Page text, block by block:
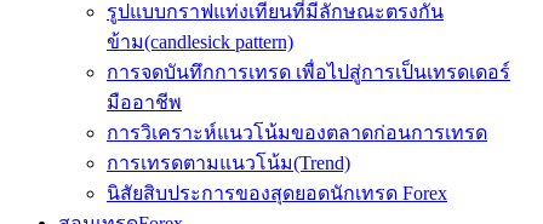
รูปแบบกราฟแท่งเทียนที่มีลักษณะตรงกัน
ข้าม(candlesick pattern)
การจดบันทึกการเทรด เพื่อไปสู่การเป็นเทรดเดอร์
มืออาชีพ
การวิเคราะห์แนวโน้มของตลาดก่อนการเทรด
การเทรดตามแนวโน้ม(Trend)
นิสัยสิบประการของสุดยอดนักเทรด Forex